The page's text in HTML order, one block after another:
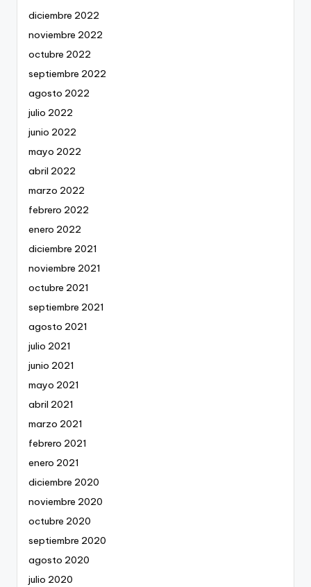
diciembre 2022
noviembre 2022
octubre 2022
septiembre 2022
agosto 2022
julio 2022
junio 2022
mayo 2022
abril 2022
marzo 2022
febrero 2022
enero 2022
diciembre 2021
noviembre 2021
octubre 2021
septiembre 2021
agosto 2021
julio 2021
junio 2021
mayo 2021
abril 2021
marzo 2021
febrero 2021
enero 2021
diciembre 2020
noviembre 2020
octubre 2020
septiembre 2020
agosto 2020
julio 2020